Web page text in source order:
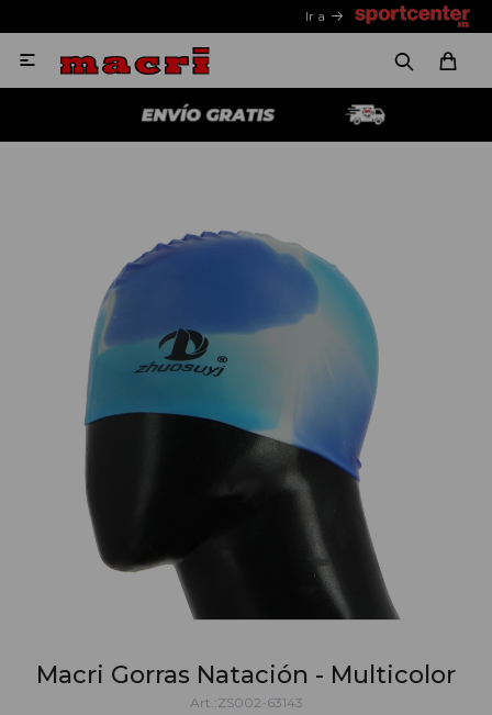
Ir a

Macri Gorras Natación - Multicolor
ZS002-63143